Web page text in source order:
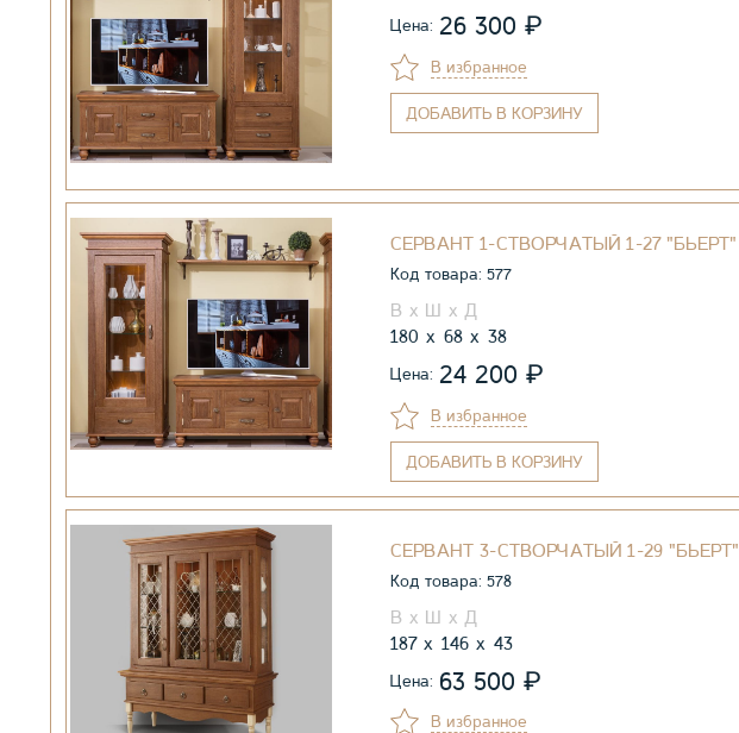
Цена: 26 300 ₽
В избранное
ДОБАВИТЬ В КОРЗИНУ
СЕРВАНТ 1-СТВОРЧАТЫЙ 1-27 "БЬЕРТ"
Код товара: 577
180 68 38
Цена: 24 200 ₽
В избранное
ДОБАВИТЬ В КОРЗИНУ
СЕРВАНТ 3-СТВОРЧАТЫЙ 1-29 "БЬЕРТ"
Код товара: 578
187 146 43
Цена: 63 500 ₽
В избранное